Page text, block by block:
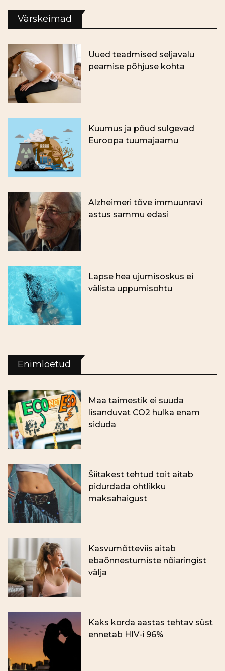
Värskeimad
Uued teadmised seljavalu
peamise põhjuse kohta
Kuumus ja põud sulgevad
Euroopa tuumajaamu
Alzheimeri tõve immuunravi
astus sammu edasi
Lapse hea ujumisoskus ei
välista uppumisohtu
Enimloetud
Maa taimestik ei suuda
lisanduvat CO2 hulka enam
siduda
Šiitakest tehtud toit aitab
pidurdada ohtlikku
maksahaigust
Kasvumõtteviis aitab
ebaõnnestumiste nõiaringist
välja
Kaks korda aastas tehtav süst
ennetab HIV-i 96%